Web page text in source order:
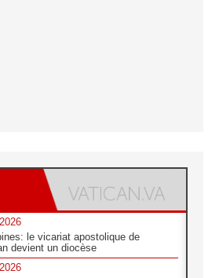
le vicariat apostolique de
devient un diocèse